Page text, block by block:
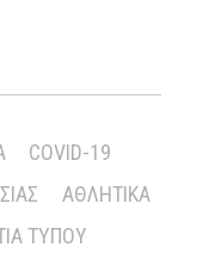
COVID-19
ΑΘΛΗΤΙΚΆ
ΤΎΠΟΥ